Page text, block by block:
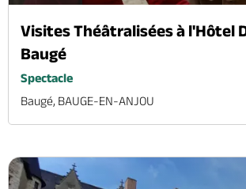
Visites Théâtralisées à l'Hôtel
Baugé
Spectacle
Baugé, BAUGE-EN-ANJOU